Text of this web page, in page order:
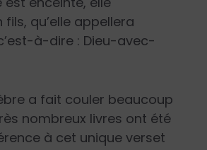
qu’elle appellera
à-dire : Dieu-avec-
a fait couler beaucoup
nombreux livres ont été
à cet unique verset